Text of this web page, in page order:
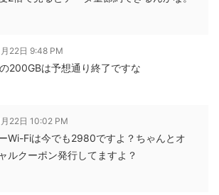
22日 9:48 PM
200GBは予想通り終了ですな
22日 10:02 PM
Wi-Fiは今でも2980ですよ？ちゃんとオ
ルクーポン発行してますよ？